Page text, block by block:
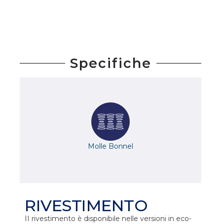
Specifiche
Molle Bonnel
RIVESTIMENTO
II rivestimento è disponibile nelle versioni in eco-